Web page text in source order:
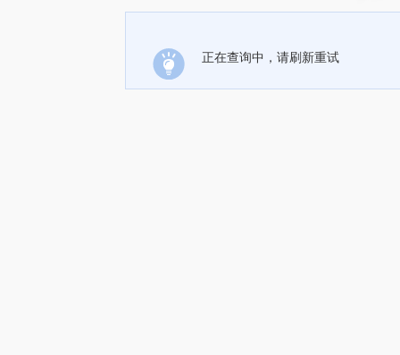
正在查询中，请刷新重试